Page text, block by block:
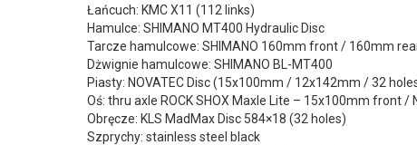
Łańcuch: KMC X11 (112 links)
Hamulce: SHIMANO MT400 Hydraulic Disc
Tarcze hamulcowe: SHIMANO 160mm front / 160mm
Dżwignie hamulcowe: SHIMANO BL-MT400
Piasty: NOVATEC Disc (15x100mm / 12x142mm / 32
Oś: thru axle ROCK SHOX Maxle Lite – 15x100mm front /
Obręcze: KLS MadMax Disc 584×18 (32 holes)
Szprychy: stainless steel black